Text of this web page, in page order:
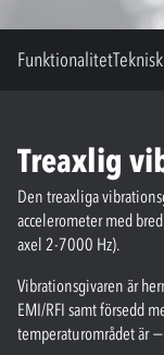
Funktionalitet
Treaxlig
Den treaxliga
accelerometer med
axel 2-7000 Hz).
Vibrationsgivaren är
EMI/RFI samt försedd
temperaturområdet är